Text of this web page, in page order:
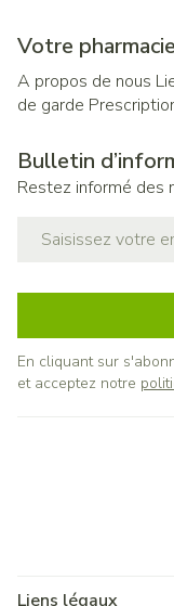
Votre pharmacie
A propos de nous
de garde
Bulletin
Restez informé des
En cliquant sur
et acceptez notre
Liens légaux